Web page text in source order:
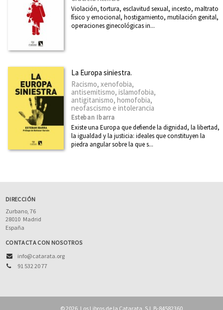
Cataluña
Cooperación y desarrollo
Derechos Humanos
Diseño
Divulgación científica
Ecología
Economía
Filosofía
Física
Ver todas... (21)
Violación, tortura, esclavitud sexual, incesto, maltrato
físico y emocional, hostigamiento, mutilación genital,
operaciones ginecológicas in...
La Europa siniestra.
Racismo, xenofobia,
antisemitismo, islamofobia,
antigitanismo, homofobia,
neofascismo e intolerancia
Esteban Ibarra
Existe una Europa que defiende la dignidad, la libertad,
la igualdad y la justicia: ideales que constituyen la
piedra angular sobre la que s...
DIRECCIÓN
Zurbano, 76
28010 Madrid
España
CONTACTA CON NOSOTROS
info@catarata.org
91 532 20 77
© 2026, Los Libros de la Catarata, S.L B-84582360